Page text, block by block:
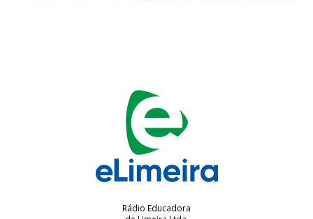
Rádio Educadora